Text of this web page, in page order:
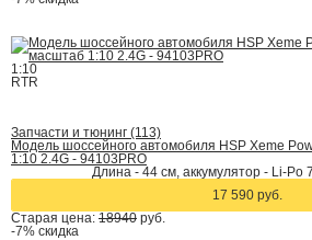
1:10
RTR
Запчасти и тюнинг (113)
Модель шоссейного автомобиля HSP Xeme
1:10 2.4G - 94103PRO
Длина - 44 см, аккумулятор - Li-Po
17 590 руб.
Старая цена: 18940 руб.
-7% скидка